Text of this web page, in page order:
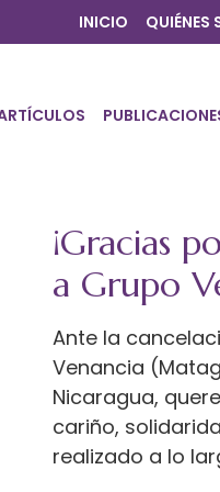
INICIO QUIÉNES
¡Gracias
a Grupo
Ante la
Venancia
Nicaragua,
cariño,
realizado a lo